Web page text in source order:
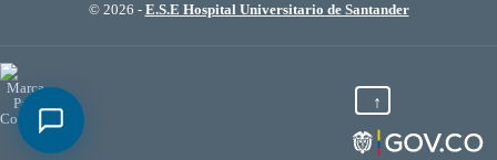
© 2026 - E.S.E Hospital Universitario de Santander
↑